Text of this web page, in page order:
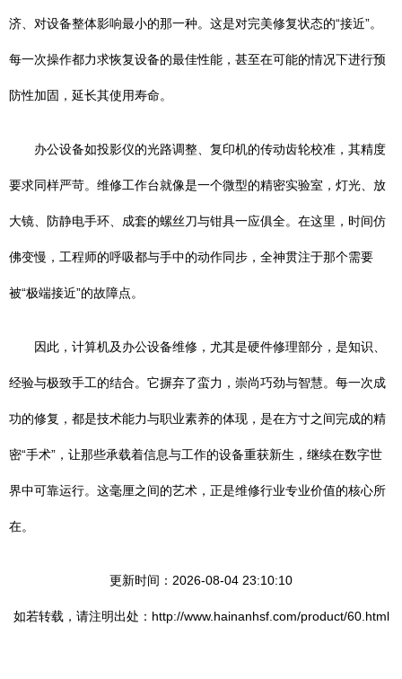
济、对设备整体影响最小的那一种。这是对完美修复状态的“接近”。
每一次操作都力求恢复设备的最佳性能，甚至在可能的情况下进行预
防性加固，延长其使用寿命。
办公设备如投影仪的光路调整、复印机的传动齿轮校准，其精度
要求同样严苛。维修工作台就像是一个微型的精密实验室，灯光、放
大镜、防静电手环、成套的螺丝刀与钳具一应俱全。在这里，时间仿
佛变慢，工程师的呼吸都与手中的动作同步，全神贯注于那个需要
被“极端接近”的故障点。
因此，计算机及办公设备维修，尤其是硬件修理部分，是知识、
经验与极致手工的结合。它摒弃了蛮力，崇尚巧劲与智慧。每一次成
功的修复，都是技术能力与职业素养的体现，是在方寸之间完成的精
密“手术”，让那些承载着信息与工作的设备重获新生，继续在数字世
界中可靠运行。这毫厘之间的艺术，正是维修行业专业价值的核心所
在。
更新时间：2026-08-04 23:10:10
如若转载，请注明出处：http://www.hainanhsf.com/product/60.html